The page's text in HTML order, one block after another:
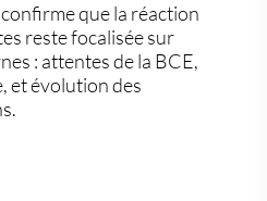
que la réaction
reste focalisée sur
: attentes de la BCE,
et évolution des